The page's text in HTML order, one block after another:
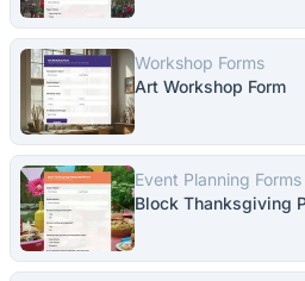
Workshop Forms
Art Workshop Form
Event Planning Forms
Block Thanksgiving